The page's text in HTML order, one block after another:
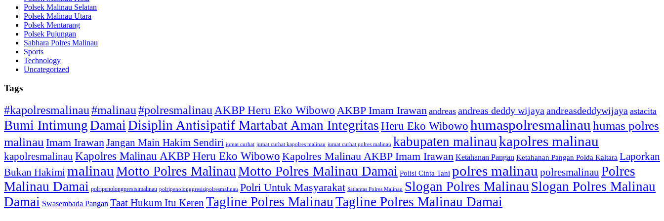
Polsek Malinau Selatan
Polsek Malinau Utara
Polsek Mentarang
Polsek Pujungan
Sabhara Polres Malinau
Sports
Technology
Uncategorized
Tags
#kapolresmalinau#malinau#polresmalinau AKBP Heru Eko Wibowo AKBP Imam Irawan andreas andreas deddy wijaya andreasdeddywijaya astacita
Bumi IntimungDamai Disiplin Antisipatif Martabat Aman IntegritasHeru Eko Wibowohumaspolresmalinau humas polres
malinau Imam Irawan Jangan Main Hakim Sendiri jumat curhat jumat curhat kapolres malinau jumat curhat polres malinau kabupaten malinau kapolres malinau
kapolresmalinau Kapolres Malinau AKBP Heru Eko Wibowo Kapolres Malinau AKBP Imam Irawan Ketahanan Pangan Ketahanan Pangan Polda Kaltara Laporkan
Bukan Hakimi malinau Motto Polres Malinau Motto Polres Malinau Damai Polisi Cinta Tani polres malinau polresmalinau Polres
Malinau Damai polripenolongpresisimalinau polripenolongpresisipolresmalinau Polri Untuk Masyarakat Satlantas Polres Malinau Slogan Polres Malinau Slogan Polres Malinau
Damai Swasembada Pangan Taat Hukum Itu Keren Tagline Polres Malinau Tagline Polres Malinau Damai